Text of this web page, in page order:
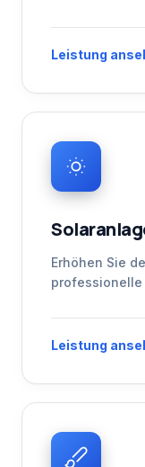
Leistung
Erhöhen Sie
professionelle
Leistung